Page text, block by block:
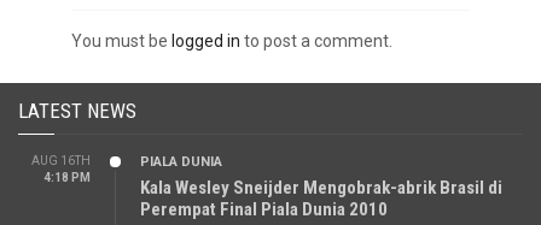
You must be logged in to post a comment.
LATEST NEWS
AUG 16TH
4:18 PM
PIALA DUNIA
Kala Wesley Sneijder Mengobrak-abrik Brasil di
Perempat Final Piala Dunia 2010